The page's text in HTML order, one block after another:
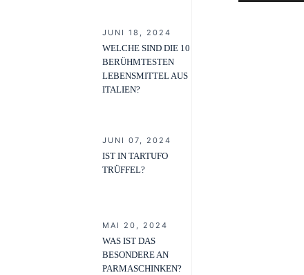
JUNI 18, 2024
WELCHE SIND DIE 10
BERÜHMTESTEN
LEBENSMITTEL AUS
ITALIEN?
JUNI 07, 2024
IST IN TARTUFO
TRÜFFEL?
MAI 20, 2024
WAS IST DAS
BESONDERE AN
PARMASCHINKEN?